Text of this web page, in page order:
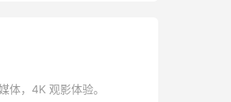
体，4K 观影体验。